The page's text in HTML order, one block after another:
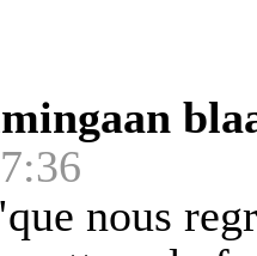
nous